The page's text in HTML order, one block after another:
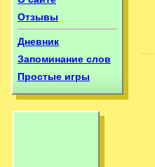
Отзывы
Дневник
Запоминание слов
Простые игры